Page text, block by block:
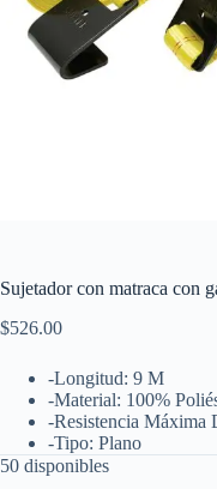
Sujetador con matraca con
$526.00
-Longitud: 9 M
-Material: 100%
-Resistencia Máxima
-Tipo: Plano
50 disponibles